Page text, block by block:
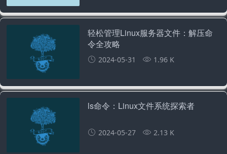
轻松管理Linux服务器文件：解压命
令全攻略
2024-05-31 1.96 K
ls命令：Linux文件系统探索者
2024-05-27 2.13 K